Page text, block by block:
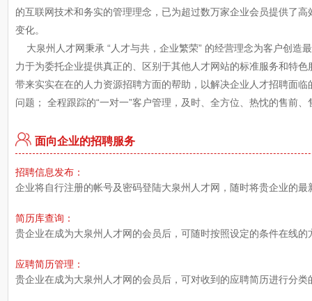
的互联网技术和务实的管理理念，已为超过数万家企业会员提供了
变化。
大泉州人才网秉承 “人才与共，企业繁荣” 的经营理念为客户创造
力于为委托企业提供真正的、区别于其他人才网站的标准服务和特
带来实实在在的人力资源招聘方面的帮助，以解决企业人才招聘面
问题； 全程跟踪的“一对一”客户管理，及时、全方位、热忱的售前
面向企业的招聘服务
招聘信息发布：
企业将自行注册的帐号及密码登陆大泉州人才网，随时将贵企业的
简历库查询：
贵企业在成为大泉州人才网的会员后，可随时按照设定的条件在线
应聘简历管理：
贵企业在成为大泉州人才网的会员后，可对收到的应聘简历进行分